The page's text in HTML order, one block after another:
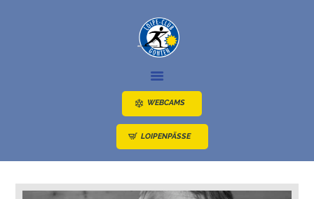
WEBCAMS
LOIPENPÄSSE
ANGEBOTE
ÜBER UNS